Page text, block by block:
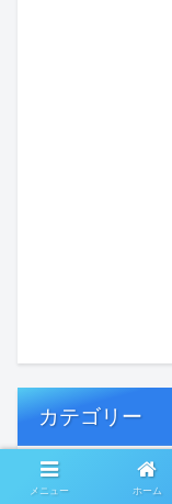
カテゴリー
おひとり様の老後
メニュー ホーム